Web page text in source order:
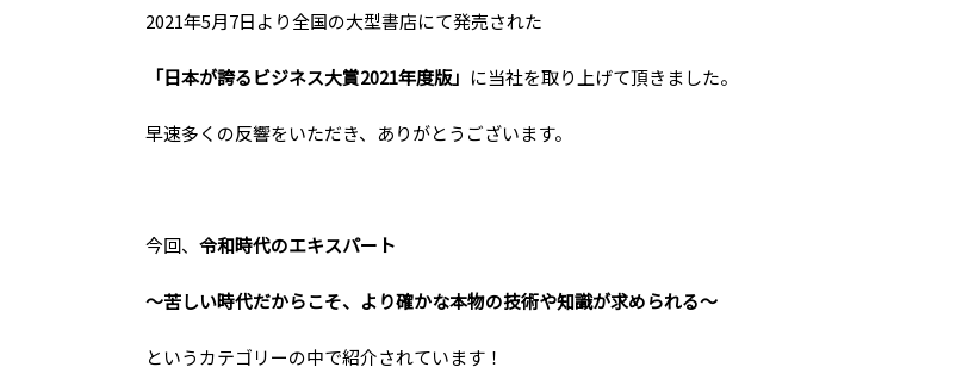
2021年5月7日より全国の大型書店にて発売された
「日本が誇るビジネス大賞2021年度版」 に当社を取り上げて頂きました。
早速多くの反響をいただき、ありがとうございます。
今回、 令和時代のエキスパート
～苦しい時代だからこそ、より確かな本物の技術や知識が求められる～
というカテゴリーの中で紹介されています！